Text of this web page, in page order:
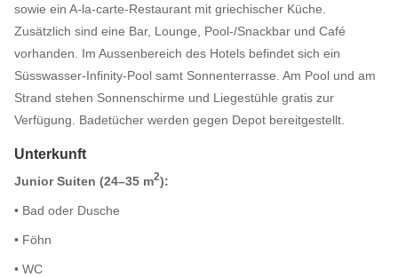
sowie ein A-la-carte-Restaurant mit griechischer Küche.
Zusätzlich sind eine Bar, Lounge, Pool-/Snackbar und Café
vorhanden. Im Aussenbereich des Hotels befindet sich ein
Süsswasser-Infinity-Pool samt Sonnenterrasse. Am Pool und am
Strand stehen Sonnenschirme und Liegestühle gratis zur
Verfügung. Badetücher werden gegen Depot bereitgestellt.
Unterkunft
Junior Suiten (24–35 m2):
• Bad oder Dusche
• Föhn
• WC